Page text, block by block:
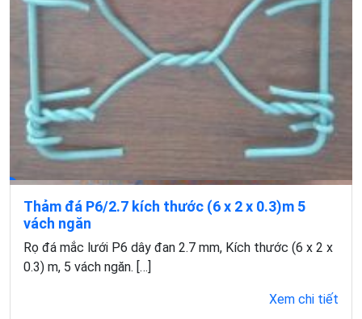
Thảm đá P6/2.7 kích thước (6 x 2 x 0.3)m 5
vách ngăn
Rọ đá mắc lưới P6 dây đan 2.7 mm, Kích thước (6 x 2 x
0.3) m, 5 vách ngăn. […]
Xem chi tiết